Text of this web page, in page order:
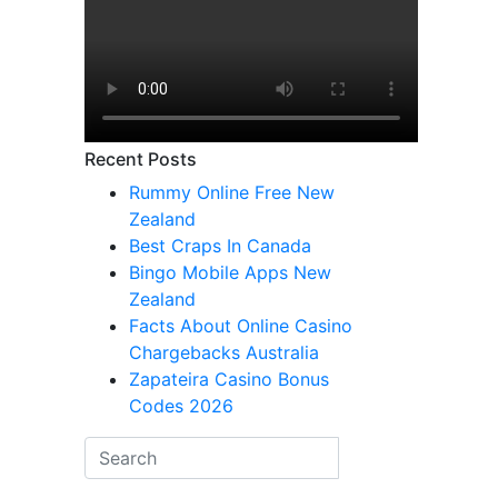
Recent Posts
Rummy Online Free New
Zealand
Best Craps In Canada
Bingo Mobile Apps New
Zealand
Facts About Online Casino
Chargebacks Australia
Zapateira Casino Bonus
Codes 2026